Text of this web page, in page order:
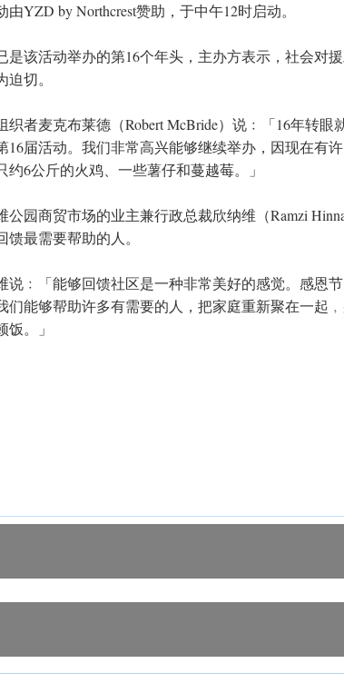
由YZD by Northcrest赞助，于中午12时启动。
是该活动举办的第16个年头，主办方表示，社会对
迫切。
织者麦克布莱德（Robert McBride）说﹕「16年转
16届活动。我们非常高兴能够继续举办，因现在有
约6公斤的火鸡、一些薯仔和蔓越莓。」
公园商贸市场的业主兼行政总裁欣纳维（Ramzi
馈最需要帮助的人。
说﹕「能够回馈社区是一种非常美好的感觉。感恩
们能够帮助许多有需要的人，把家庭重新聚在一起
饭。」